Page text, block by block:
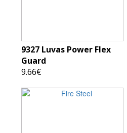
9327 Luvas Power Flex
Guard
9.66€